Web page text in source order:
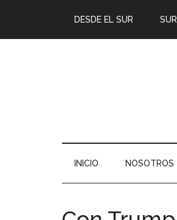
DESDE EL SUR
INICIO NOSOTROS